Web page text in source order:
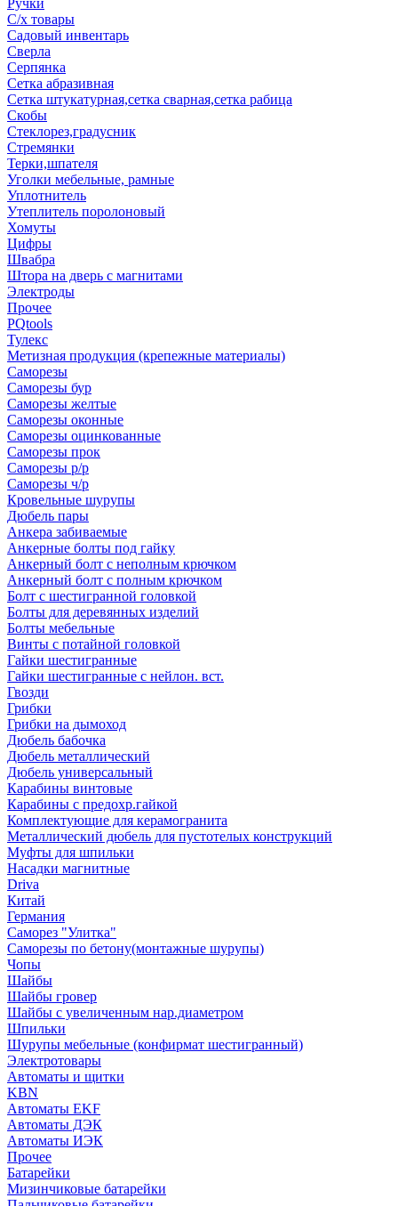
Ручки
С/х товары
Садовый инвентарь
Сверла
Серпянка
Сетка абразивная
Сетка штукатурная,сетка сварная,сетка рабица
Скобы
Стеклорез,градусник
Стремянки
Терки,шпателя
Уголки мебельные, рамные
Уплотнитель
Утеплитель поролоновый
Хомуты
Цифры
Швабра
Штора на дверь с магнитами
Электроды
Прочее
PQtools
Тулекс
Метизная продукция (крепежные материалы)
Саморезы
Саморезы бур
Саморезы желтые
Саморезы оконные
Саморезы оцинкованные
Саморезы прок
Саморезы р/р
Саморезы ч/р
Кровельные шурупы
Дюбель пары
Анкера забиваемые
Анкерные болты под гайку
Анкерный болт с неполным крючком
Анкерный болт с полным крючком
Болт с шестигранной головкой
Болты для деревянных изделий
Болты мебельные
Винты с потайной головкой
Гайки шестигранные
Гайки шестигранные с нейлон. вст.
Гвозди
Грибки
Грибки на дымоход
Дюбель бабочка
Дюбель металлический
Дюбель универсальный
Карабины винтовые
Карабины с предохр.гайкой
Комплектующие для керамогранита
Металлический дюбель для пустотелых конструкций
Муфты для шпильки
Насадки магнитные
Driva
Китай
Германия
Саморез "Улитка"
Саморезы по бетону(монтажные шурупы)
Чопы
Шайбы
Шайбы гровер
Шайбы с увеличенным нар.диаметром
Шпильки
Шурупы мебельные (конфирмат шестигранный)
Электротовары
Автоматы и щитки
KBN
Автоматы EKF
Автоматы ДЭК
Автоматы ИЭК
Прочее
Батарейки
Мизинчиковые батарейки